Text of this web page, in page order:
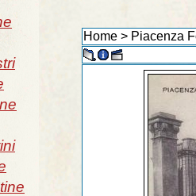
Home> Piacenza